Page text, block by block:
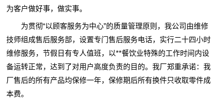
为客户做好事，做实事。
为贯彻“以顾客服务为中心”的质量管理原则，我公司由维修
技师组成售后服务部，设置专门售后服务电话，实行二十四小时
维修服务，节假日有专人值班，以**餐饮业特殊的工作时间内设
备运转正常，达到了对用户高度负责的目的。我厂郑重承诺：我
厂售后的所有产品均保修一年，保修期后所有换件只收取零件成
本费。